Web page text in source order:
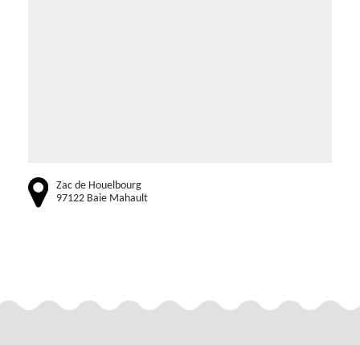
Zac de Houelbourg
97122 Baie Mahault